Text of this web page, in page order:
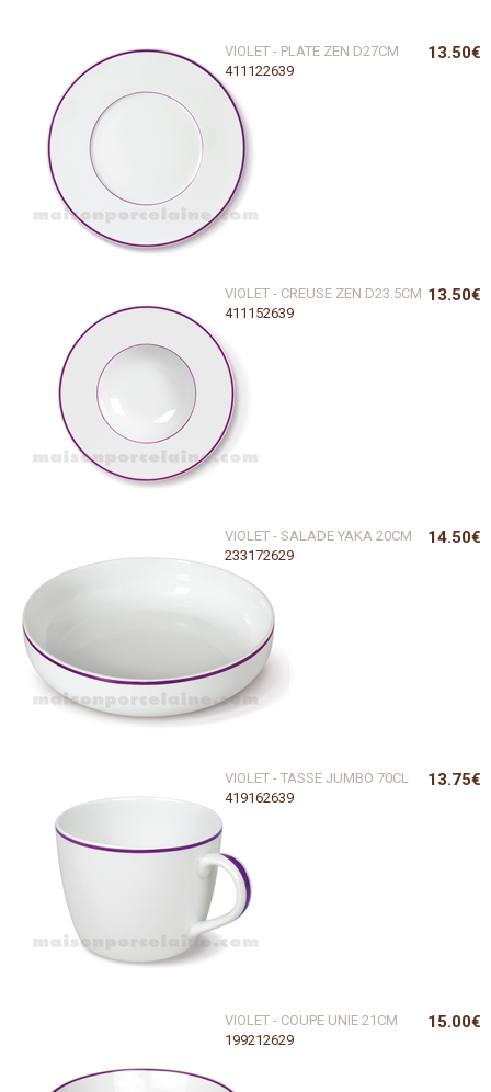
VIOLET - PLATE ZEN D27CM
411122639
13.50€
VIOLET - CREUSE ZEN D23.5CM
411152639
13.50€
VIOLET - SALADE YAKA 20CM
233172629
14.50€
VIOLET - TASSE JUMBO 70CL
419162639
13.75€
VIOLET - COUPE UNIE 21CM
199212629
15.00€